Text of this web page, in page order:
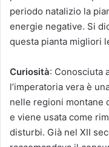
periodo natalizio la
energie negative. Si
questa pianta migliori
Curiosità: Conosciuta
l’imperatoria vera è
nelle regioni montane
e viene usata come
disturbi. Già nel XII